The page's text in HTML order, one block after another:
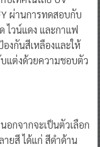
ผ่านการทดสอบกับ
ไวน์แดง และกาแฟ
งกันสีเหลืองและให้
แต่งด้วยความชอบตัว
อกจากจะเป็นตัวเลือก
ยสี ได้แก่ สีดำด้าน